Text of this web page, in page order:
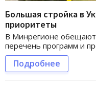
Большая стройка в
приоритеты
В Минрегионе обещают
перечень программ и
Подробнее